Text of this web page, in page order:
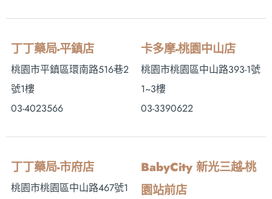
丁丁藥局-平鎮店
桃園市平鎮區環南路516巷2
號1樓
03-4023566
卡多摩-桃園中山店
桃園市桃園區中山路393-1號
1~3樓
03-3390622
丁丁藥局-市府店
桃園市桃園區中山路467號1
BabyCity 新光三越-桃
園站前店